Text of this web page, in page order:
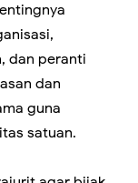
dan peranti
dan
guna
satuan.